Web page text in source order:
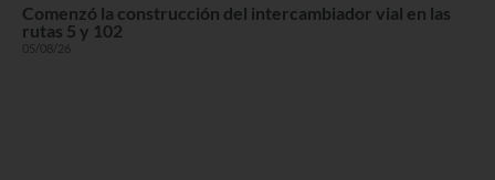
Comenzó la construcción del intercambiador vial en las
rutas 5 y 102
05/08/26